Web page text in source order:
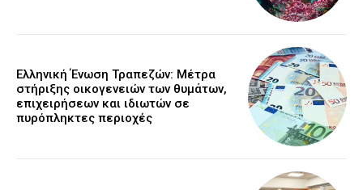
Ελληνική Ένωση Τραπεζών: Μέτρα
στήριξης οικογενειών των θυμάτων,
επιχειρήσεων και ιδιωτών σε
πυρόπληκτες περιοχές